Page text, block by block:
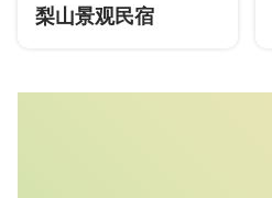
梨山景观民宿